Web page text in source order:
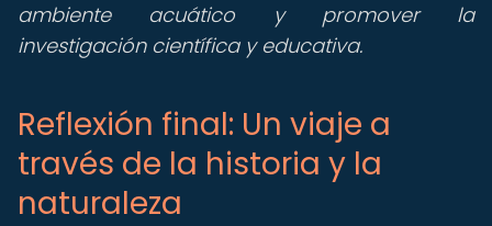
ambiente acuático y promover la
investigación científica y educativa.
Reflexión final: Un viaje a
través de la historia y la
naturaleza